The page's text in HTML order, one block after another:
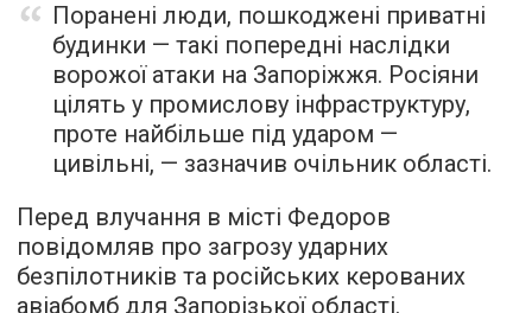
Поранені люди, пошкоджені приватні
будинки — такі попередні наслідки
ворожої атаки на Запоріжжя. Росіяни
цілять у промислову інфраструктуру,
проте найбільше під ударом —
цивільні, — зазначив очільник області.
Перед влучання в місті Федоров
повідомляв про загрозу ударних
безпілотників та російських керованих
авіабомб для Запорізької області.